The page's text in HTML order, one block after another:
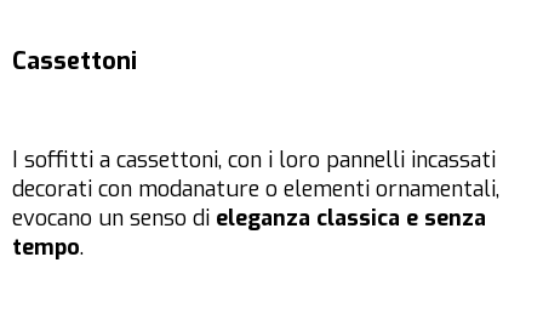
Cassettoni
I soffitti a cassettoni, con i loro pannelli incassati
decorati con modanature o elementi ornamentali,
evocano un senso di eleganza classica e senza
tempo.